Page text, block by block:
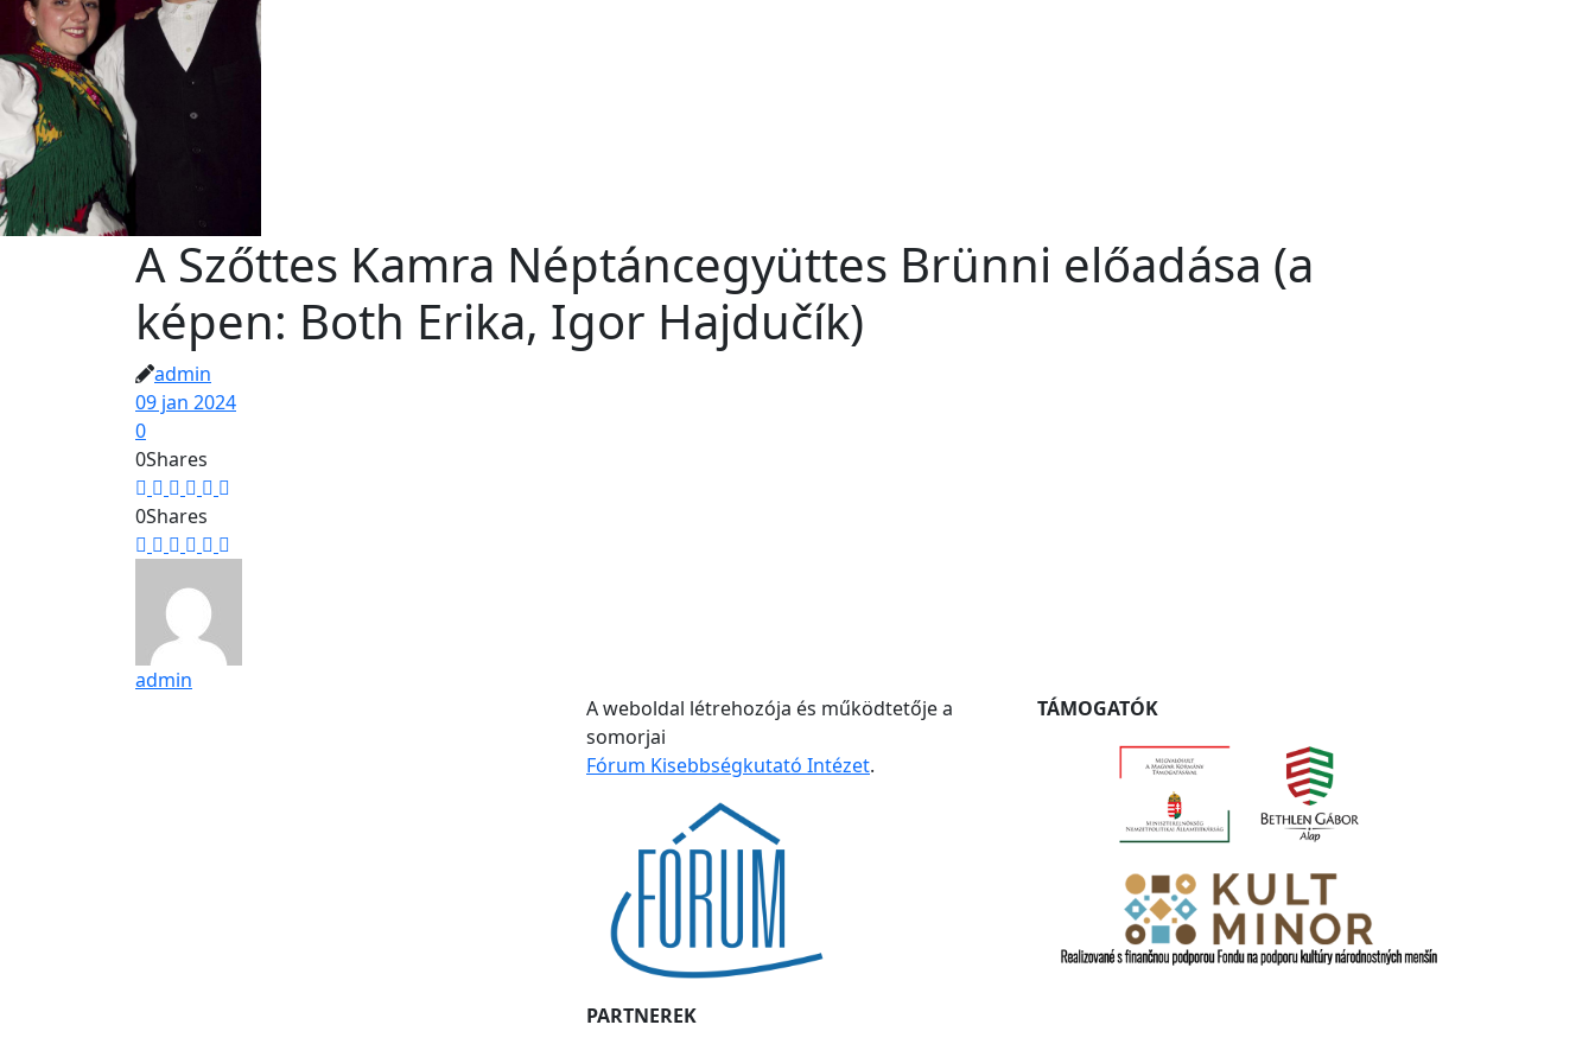
A Szőttes Kamra Néptáncegyüttes Brünni előadása (a
képen: Both Erika, Igor Hajdučík)
admin
09 jan 2024
0
0Shares
0Shares
admin
A weboldal létrehozója és működtetője a
somorjai
Fórum Kisebbségkutató Intézet.
PARTNEREK
TÁMOGATÓK